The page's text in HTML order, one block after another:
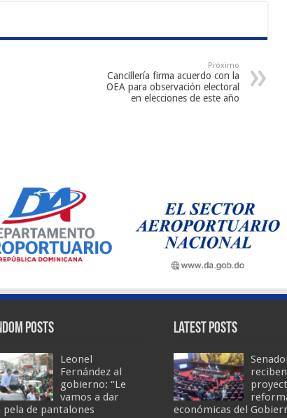
Próximo
Cancillería firma acuerdo con la
OEA para observación electoral
en elecciones de este año
Posts
Leonel
Fernández al
gobierno: “Le
vamos a dar
pela de pantalones
Latest Posts
reciben
económicas del